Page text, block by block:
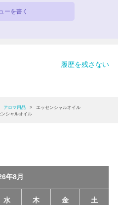
ーを書く
履歴を残さない
アロマ用品 >
エッセンシャルオイル
ンシャルオイル
年8月
水 木 金 土